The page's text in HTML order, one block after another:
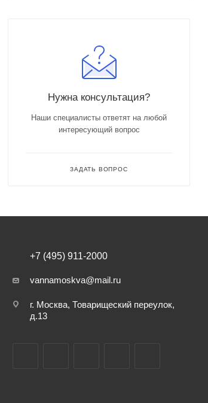
Нужна консультация?
Наши специалисты ответят на любой
интересующий вопрос
ЗАДАТЬ ВОПРОС
+7 (495) 911-2000
vannamoskva@mail.ru
г. Москва, Товарищеский переулок,
д.13